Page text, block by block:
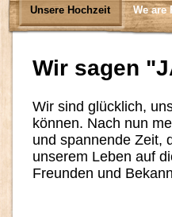
Unsere Hochzeit We are
Wir sagen
Wir sind glücklich,
können. Nach nun
und spannende Zeit,
unserem Leben auf
Freunden und